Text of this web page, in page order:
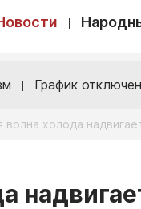
График
волна холода